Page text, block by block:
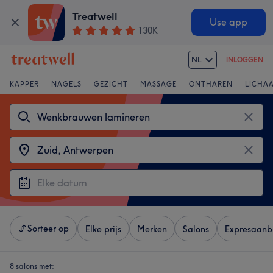
Treatwell
130K
Use app
NL INLOGGEN
KAPPER NAGELS GEZICHT MASSAGE ONTHAREN
Sorteer op Elke prijs Merken Salons
8 salons met: